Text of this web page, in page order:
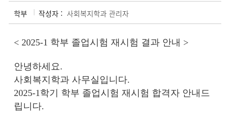
학부 작성자 : 사회복지학과 관리자
< 2025-1 학부 졸업시험 재시험 결과 안내 >
안녕하세요.
사회복지학과 사무실입니다.
2025-1학기 학부 졸업시험 재시험 합격자 안내드
립니다.